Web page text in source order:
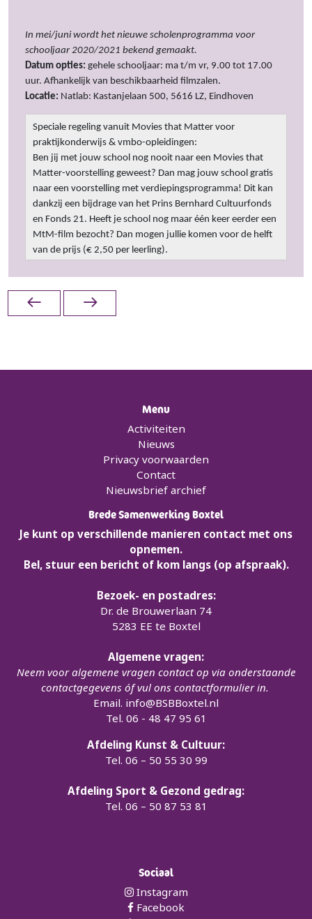
In mei/juni wordt het nieuwe scholenprogramma voor
schooljaar 2020/2021 bekend gemaakt.
Datum opties: gehele schooljaar: ma t/m vr, 9.00 tot 17.00
uur. Afhankelijk van beschikbaarheid filmzalen.
Locatie: Natlab: Kastanjelaan 500, 5616 LZ, Eindhoven
Speciale regeling vanuit Movies that Matter voor
praktijkonderwijs & vmbo-opleidingen:
Ben jij met jouw school nog nooit naar een Movies that
Matter-voorstelling geweest? Dan mag jouw school gratis
naar een voorstelling met verdiepingsprogramma! Dit kan
dankzij een bijdrage van het Prins Bernhard Cultuurfonds
en Fonds 21. Heeft je school nog maar één keer eerder een
MtM-film bezocht? Dan mogen jullie komen voor de helft
van de prijs (€ 2,50 per leerling).
Menu
Activiteiten
Nieuws
Privacy voorwaarden
Contact
Nieuwsbrief archief
Brede Samenwerking Boxtel
Je kunt op verschillende manieren contact met ons
opnemen.
Bel, stuur een bericht of kom langs (op afspraak).
Bezoek- en postadres:
Dr. de Brouwerlaan 74
5283 EE te Boxtel
Algemene vragen:
Neem voor algemene vragen contact op via onderstaande
contactgegevens óf vul ons contactformulier in.
Email. info@BSBBoxtel.nl
Tel. 06 - 48 47 95 61
Afdeling Kunst & Cultuur:
Tel. 06 – 50 55 30 99
Afdeling Sport & Gezond gedrag:
Tel. 06 – 50 87 53 81
Sociaal
Instagram
Facebook